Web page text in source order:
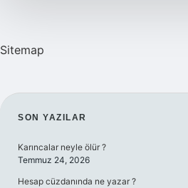
Sitemap
SIDEBAR
SON YAZILAR
Karıncalar neyle ölür ?
Temmuz 24, 2026
Hesap cüzdanında ne yazar ?